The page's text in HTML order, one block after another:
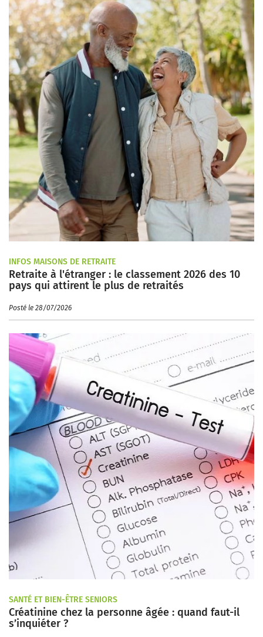
INFOS MAISONS DE RETRAITE
Retraite à l'étranger : le classement 2026 des 10
pays qui attirent le plus de retraités
Posté le 28/07/2026
SANTÉ ET BIEN-ÊTRE SENIORS
Créatinine chez la personne âgée : quand faut-il
s’inquiéter ?